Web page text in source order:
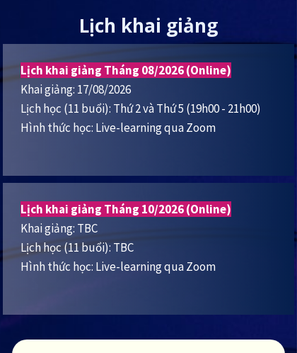
Lịch khai giảng
Lịch khai giảng Tháng 08/2026 (Online)
Khai giảng: 17/08/2026
Lịch học (11 buổi): Thứ 2 và Thứ 5 (19h00 - 21h00)
Hình thức học: Live-learning qua Zoom
Lịch khai giảng Tháng 10/2026 (Online)
Khai giảng: TBC
Lịch học (11 buổi): TBC
Hình thức học: Live-learning qua Zoom